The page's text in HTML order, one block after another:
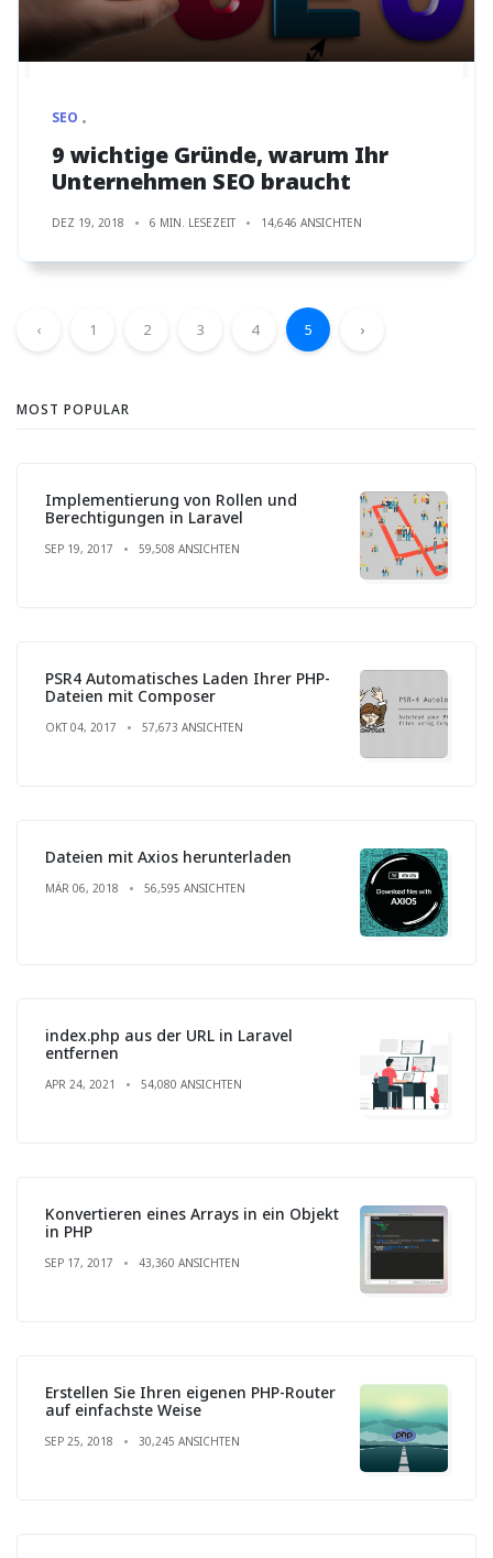
SEO
9 wichtige Gründe, warum Ihr
Unternehmen SEO braucht
DEZ 19, 2018 6 MIN. LESEZEIT 14,646 ANSICHTEN
‹ 1 2 3 4 5 ›
MOST POPULAR
Implementierung von Rollen und
Berechtigungen in Laravel
SEP 19, 2017 59,508 ANSICHTEN
PSR4 Automatisches Laden Ihrer PHP-
Dateien mit Composer
OKT 04, 2017 57,673 ANSICHTEN
Dateien mit Axios herunterladen
MÄR 06, 2018 56,595 ANSICHTEN
index.php aus der URL in Laravel
entfernen
APR 24, 2021 54,080 ANSICHTEN
Konvertieren eines Arrays in ein Objekt
in PHP
SEP 17, 2017 43,360 ANSICHTEN
Erstellen Sie Ihren eigenen PHP-Router
auf einfachste Weise
SEP 25, 2018 30,245 ANSICHTEN